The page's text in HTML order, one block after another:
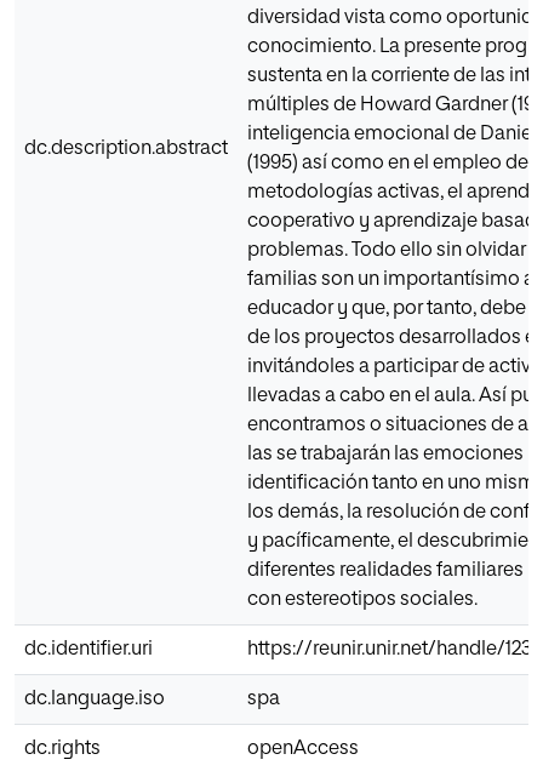
dc.description.abstract
diversidad vista como
conocimiento. La presente
sustenta en la corriente de las
múltiples de Howard Gardner
inteligencia emocional de Daniel
(1995) así como en el empleo de
metodologías activas, el
cooperativo y aprendizaje
problemas. Todo ello sin olvidar
familias son un importantísimo
educador y que, por tanto, debe
de los proyectos desarrollados
invitándoles a participar de
llevadas a cabo en el aula. Así
encontramos o situaciones de
las se trabajarán las emociones y
identificación tanto en uno
los demás, la resolución de
y pacíficamente, el
diferentes realidades familiares y
con estereotipos sociales.
dc.identifier.uri https://reunir.unir.net/handle/
dc.language.iso spa
dc.rights openAccess